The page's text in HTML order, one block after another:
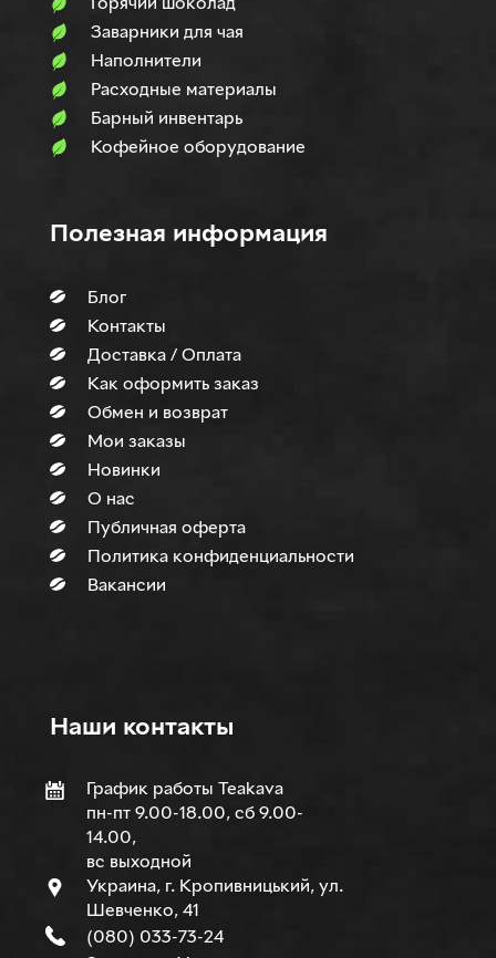
Заварники для чая
Наполнители
Расходные материалы
Барный инвентарь
Кофейное оборудование
Полезная информация
Блог
Контакты
Доставка / Оплата
Как оформить заказ
Обмен и возврат
Мои заказы
Новинки
О нас
Публичная оферта
Политика конфиденциальности
Вакансии
Наши контакты
График работы Teakava
пн-пт 9.00-18.00, сб 9.00-
14.00,
вс выходной
Украина, г. Кропивницький, ул.
Шевченко, 41
(080) 033-73-24